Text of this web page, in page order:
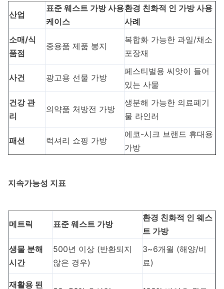
산업
표준 웨스트 가방 사용
케이스
환경 친화적 인 가방 사용
사례
소매/식
품점
중용품 제품 봉지
복합화 가능한 과일/채소
포장재
사건 광고용 선물 가방
페스티벌용 씨앗이 들어
있는 사물
건강 관
리
의약품 처방전 가방
생분해 가능한 의료폐기
물 라인러
패션 럭셔리 쇼핑 가방
에코-시크 브랜드 휴대용
가방
지속가능성 지표
메트릭 표준 웨스트 가방
환경 친화적 인 웨스
트 가방
생물 분해
시간
500년 이상 (반환되지
않은 경우)
3~6개월 (해양/비
료)
재활용 된